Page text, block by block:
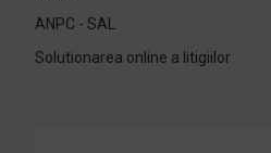
ANPC - SAL
Solutionarea online a litigiilor